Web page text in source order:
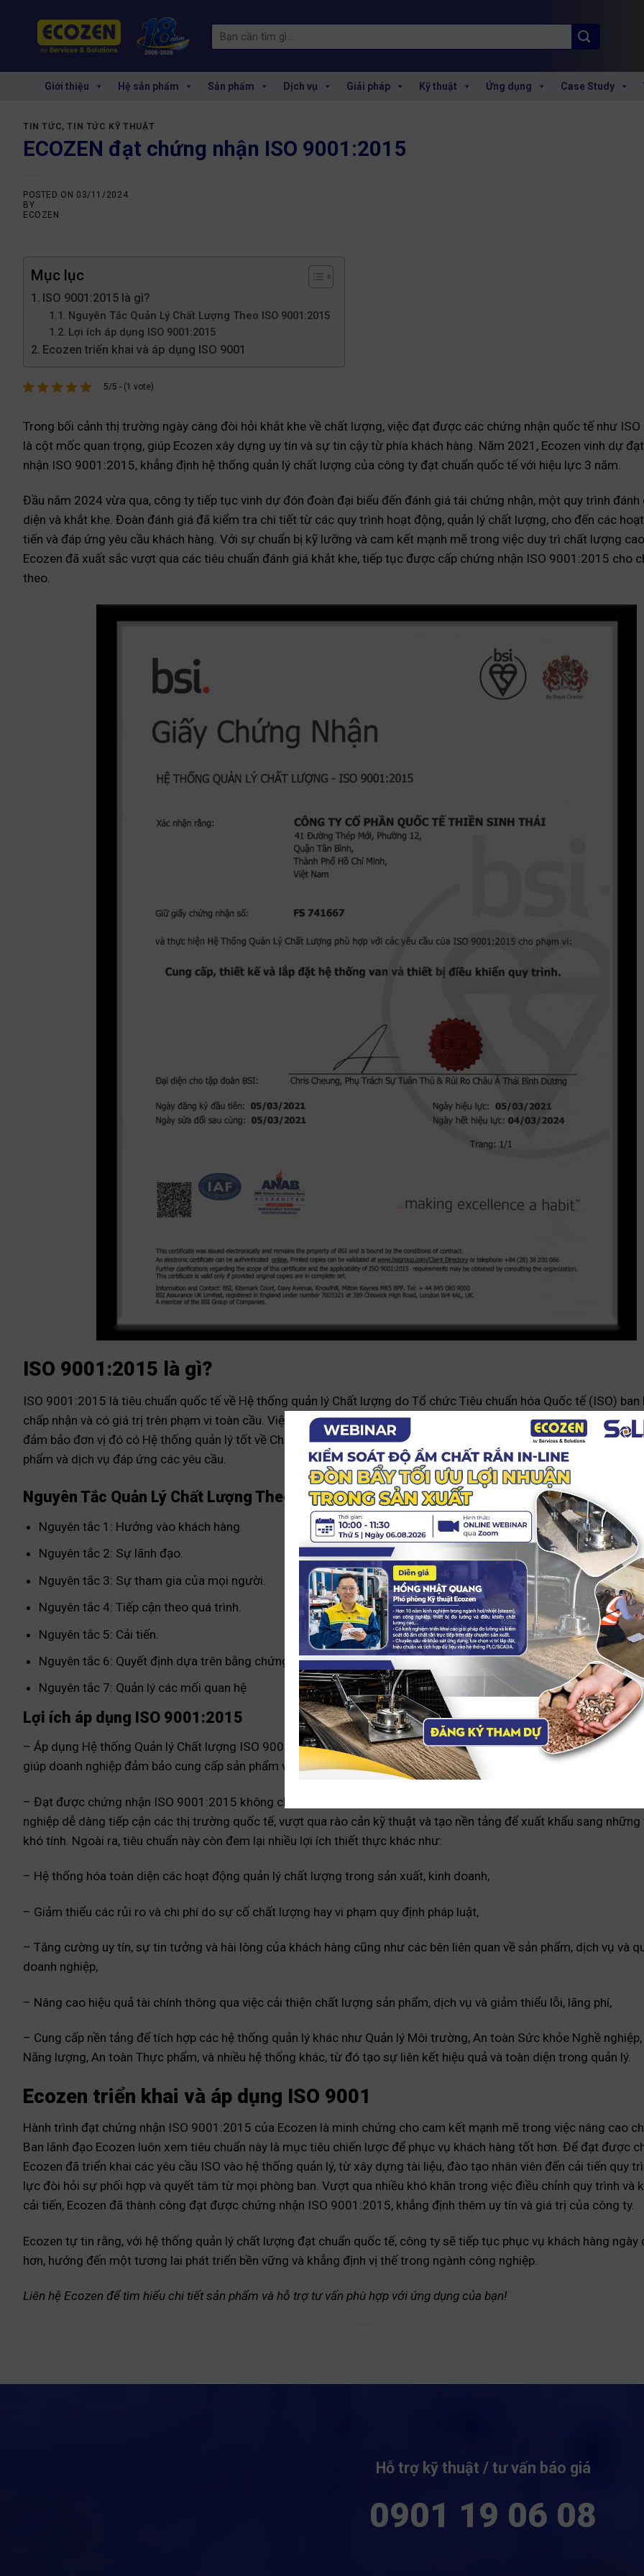
content
Search
for:
Giới thiệu Hệ sản phẩm Sản phẩm Dịch vụ Giải pháp Kỹ thuật Ứng dụng Case Study
TIN TỨC,TIN TỨC KỸ THUẬT
ECOZEN đạt chứng nhận ISO 9001:2015
POSTED ON 03/11/2024
BY
ECOZEN
Mục lục
ISO 9001:2015 là gì?
Nguyên Tắc Quản Lý Chất Lượng Theo ISO 9001:2015
Lợi ích áp dụng ISO 9001:2015
Ecozen triển khai và áp dụng ISO 9001
5/5 - (1 vote)
Trong bối cảnh thị trường ngày càng đòi hỏi khắt khe về chất lượng, việc đạt được các chứng nhận quốc tế như
là cột mốc quan trọng, giúp Ecozen xây dựng uy tín và sự tin cậy từ phía khách hàng. Năm 2021, Ecozen vinh dự
nhận ISO 9001:2015, khẳng định hệ thống quản lý chất lượng của công ty đạt chuẩn quốc tế với hiệu lực 3 năm.
Đầu năm 2024 vừa qua, công ty tiếp tục vinh dự đón đoàn đại biểu đến đánh giá tái chứng nhận, một quy trình đánh
diện và khắt khe. Đoàn đánh giá đã kiểm tra chi tiết từ các quy trình hoạt động, quản lý chất lượng, cho đến các
tiến và đáp ứng yêu cầu khách hàng. Với sự chuẩn bị kỹ lưỡng và cam kết mạnh mẽ trong việc duy trì chất lượng
Ecozen đã xuất sắc vượt qua các tiêu chuẩn đánh giá khắt khe, tiếp tục được cấp chứng nhận ISO 9001:2015 cho
theo.
ISO 9001:2015 là gì?
ISO 9001:2015 là tiêu chuẩn quốc tế về Hệ thống quản lý Chất lượng do Tổ chức Tiêu chuẩn hóa Quốc tế (ISO) ban
chấp nhận và có giá trị trên phạm vi toàn cầu. Việc áp dụng và được chứng nhận theo ISO 9001:2015 đối với một
đảm bảo đơn vị đó có Hệ thống quản lý tốt về Chất lượng sản phẩm, dịch vụ và có khả năng cung cấp một cách ổn
phẩm và dịch vụ đáp ứng các yêu cầu.
Nguyên Tắc Quản Lý Chất Lượng Theo ISO 9001:2015
Nguyên tắc 1: Hướng vào khách hàng.
Nguyên tắc 2: Sự lãnh đạo.
Nguyên tắc 3: Sự tham gia của mọi người.
Nguyên tắc 4: Tiếp cận theo quá trình.
Nguyên tắc 5: Cải tiến.
Nguyên tắc 6: Quyết định dựa trên bằng chứng.
Nguyên tắc 7: Quản lý các mối quan hệ
Lợi ích áp dụng ISO 9001:2015
– Áp dụng Hệ thống Quản lý Chất lượng ISO 9001:2015 mang lại sự cam kết về một hệ thống quản lý chất lượng
giúp doanh nghiệp đảm bảo cung cấp sản phẩm và dịch vụ ổn định, đáp ứng các yêu cầu khắt khe của thị trường và
– Đạt được chứng nhận ISO 9001:2015 không chỉ mở rộng cơ hội tham gia vào chuỗi cung ứng toàn cầu mà còn
nghiệp dễ dàng tiếp cận các thị trường quốc tế, vượt qua rào cản kỹ thuật và tạo nền tảng để xuất khẩu sang
khó tính. Ngoài ra, tiêu chuẩn này còn đem lại nhiều lợi ích thiết thực khác như:
– Hệ thống hóa toàn diện các hoạt động quản lý chất lượng trong sản xuất, kinh doanh,
– Giảm thiểu các rủi ro và chi phí do sự cố chất lượng hay vi phạm quy định pháp luật,
– Tăng cường uy tín, sự tin tưởng và hài lòng của khách hàng cũng như các bên liên quan về sản phẩm, dịch vụ và
doanh nghiệp,
– Nâng cao hiệu quả tài chính thông qua việc cải thiện chất lượng sản phẩm, dịch vụ và giảm thiểu lỗi, lãng phí,
– Cung cấp nền tảng để tích hợp các hệ thống quản lý khác như Quản lý Môi trường, An toàn Sức khỏe Nghề nghiệp,
Năng lượng, An toàn Thực phẩm, và nhiều hệ thống khác, từ đó tạo sự liên kết hiệu quả và toàn diện trong quản lý.
Ecozen triển khai và áp dụng ISO 9001
Hành trình đạt chứng nhận ISO 9001:2015 của Ecozen là minh chứng cho cam kết mạnh mẽ trong việc nâng cao
Ban lãnh đạo Ecozen luôn xem tiêu chuẩn này là mục tiêu chiến lược để phục vụ khách hàng tốt hơn. Để đạt được
Ecozen đã triển khai các yêu cầu ISO vào hệ thống quản lý, từ xây dựng tài liệu, đào tạo nhân viên đến cải tiến quy
lực đòi hỏi sự phối hợp và quyết tâm từ mọi phòng ban. Vượt qua nhiều khó khăn trong việc điều chỉnh quy trình và
cải tiến, Ecozen đã thành công đạt được chứng nhận ISO 9001:2015, khẳng định thêm uy tín và giá trị của công ty.
Ecozen tự tin rằng, với hệ thống quản lý chất lượng đạt chuẩn quốc tế, công ty sẽ tiếp tục phục vụ khách hàng ngày
hơn, hướng đến một tương lai phát triển bền vững và khẳng định vị thế trong ngành công nghiệp.
Liên hệ Ecozen để tìm hiểu chi tiết sản phẩm và hỗ trợ tư vấn phù hợp với ứng dụng của bạn!
Hỗ trợ kỹ thuật / tư vấn báo giá
0901 19 06 08